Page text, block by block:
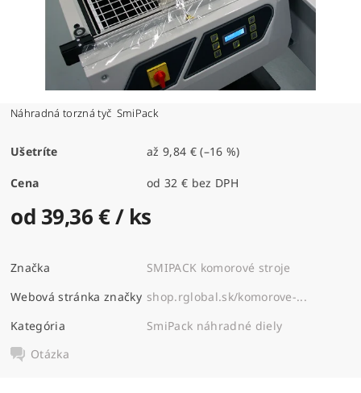
Náhradná torzná tyč SmiPack
Ušetríte až9,84 €(–16 %)
Cena od 32 € bez DPH
od 39,36 €/ ks
Značka
SMIPACK komorové stroje
Webová stránka značky shop.rglobal.sk/komorove-...
Kategória
SmiPack náhradné diely
Otázka